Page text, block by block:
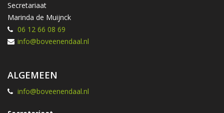
Secretariaat
Marinda de Muijnck
06 12 66 08 69
info@boveenendaal.nl
ALGEMEEN
info@boveenendaal.nl